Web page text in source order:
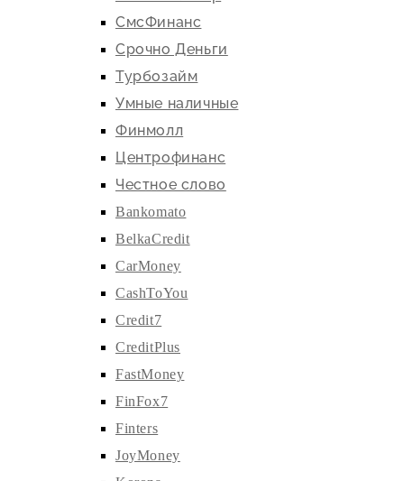
СмсФинанс
Срочно Деньги
Турбозайм
Умные наличные
Финмолл
Центрофинанс
Честное слово
Bankomato
BelkaCredit
CarMoney
CashToYou
Credit7
CreditPlus
FastMoney
FinFox7
Finters
JoyMoney